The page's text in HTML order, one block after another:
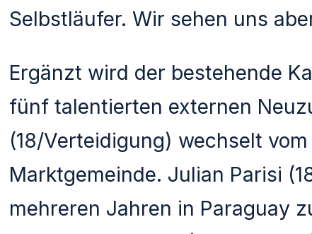
Selbstläufer. Wir sehen uns
Ergänzt wird der bestehende
fünf talentierten externen
(18/Verteidigung) wechselt
Marktgemeinde. Julian Parisi
mehreren Jahren in Paraguay